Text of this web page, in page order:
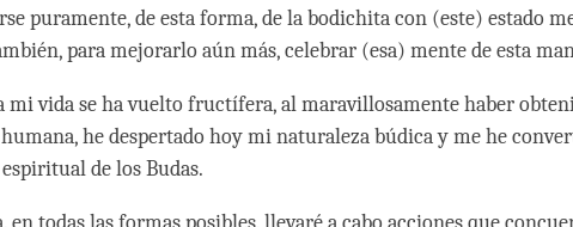
puramente, de esta forma, de la bodichita con (este) estado
para mejorarlo aún más, celebrar (esa) mente de esta
mi vida se ha vuelto fructífera, al maravillosamente haber
he despertado hoy mi naturaleza búdica y me he
de los Budas.